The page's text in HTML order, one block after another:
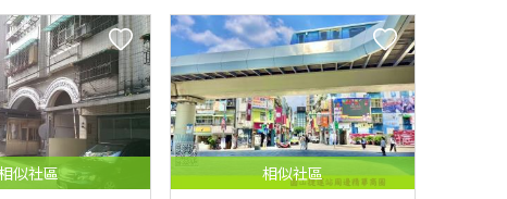
似社區 相似社區